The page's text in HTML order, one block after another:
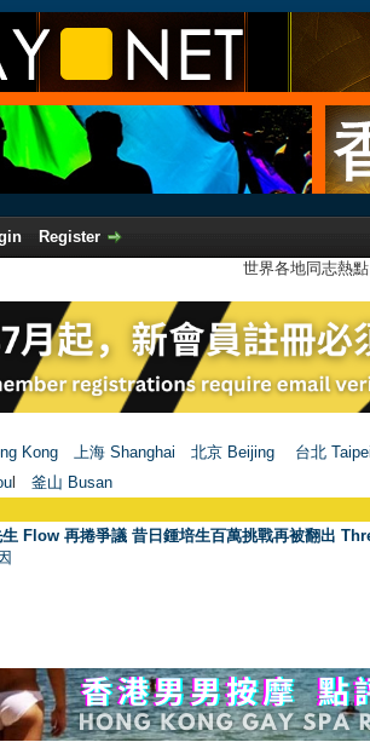
Register
世界各地同志熱
Kong 上海 Shanghai 北京 Beijing 台北 Taipei
釜山 Busan
Flow 再捲爭議 昔日鍾培生百萬挑戰再被翻出